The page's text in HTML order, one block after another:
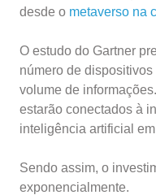
desde o metaverso na
O estudo do Gartner
número de
volume de
estarão conectados à
inteligência artificial
Sendo assim, o
exponencialmente.